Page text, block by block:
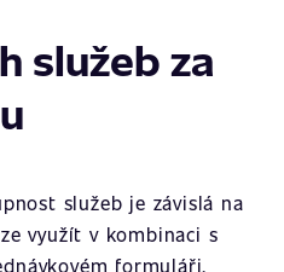
služeb za
služeb je závislá na
využít v kombinaci s
formuláři.